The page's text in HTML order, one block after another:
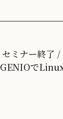
セミナー終了
GENIOで